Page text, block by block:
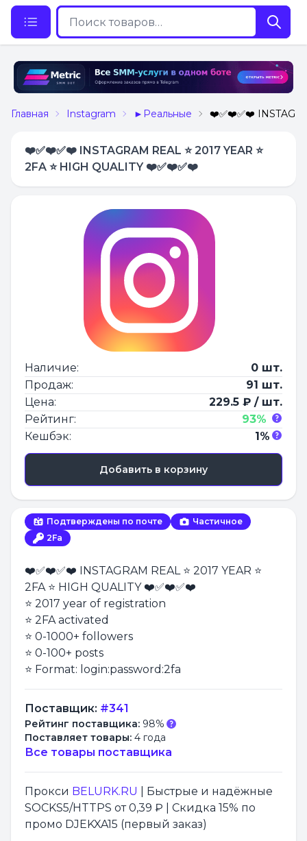
Главная Instagram ►Реальные ❤️✅❤️✅❤️
❤️✅❤️✅❤️ INSTAGRAM REAL ⭐ 2017 YEAR ⭐
2FA ⭐ HIGH QUALITY ❤️✅❤️✅❤️
Подтверждены по почте
Частичное
2Fa
❤️✅❤️✅❤️ INSTAGRAM REAL ⭐ 2017 YEAR ⭐
2FA ⭐ HIGH QUALITY ❤️✅❤️✅❤️
⭐ 2017 year of registration
⭐ 2FA activated
⭐ 0-1000+ followers
⭐ 0-100+ posts
⭐ Format: login:password:2fa
Поставщик: #341
Рейтинг поставщика: 98%
Поставляет товары: 4 года
Все товары поставщика
Прокси BELURK.RU
| Быстрые и надёжные
SOCKS5/HTTPS от 0,39 ₽ | Скидка 15% по
промо DJEKXA15 (первый заказ)
Наличие:
0 шт.
Продаж:
91 шт.
Цена:
229.5 ₽ / шт.
Рейтинг:
93%
Кешбэк:
1%
Добавить в корзину